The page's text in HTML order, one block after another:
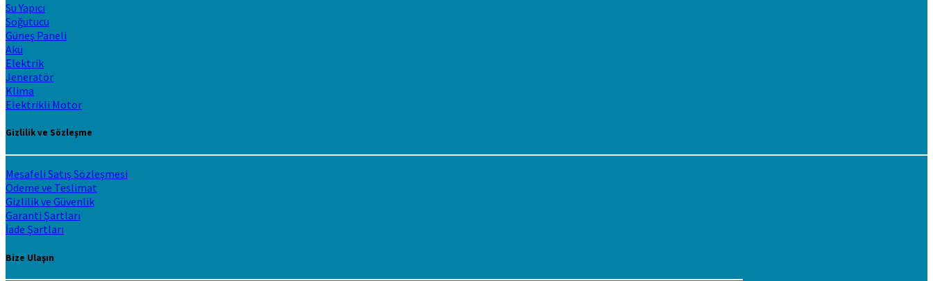
Su Yapıcı
Soğutucu
Güneş Paneli
Akü
Elektrik
Jeneratör
Klima
Elektrikli Motor
Gizlilik ve Sözleşme
Mesafeli Satış Sözleşmesi
Ödeme ve Teslimat
Gizlilik ve Güvenlik
Garanti Şartları
İade Şartları
Bize Ulaşın